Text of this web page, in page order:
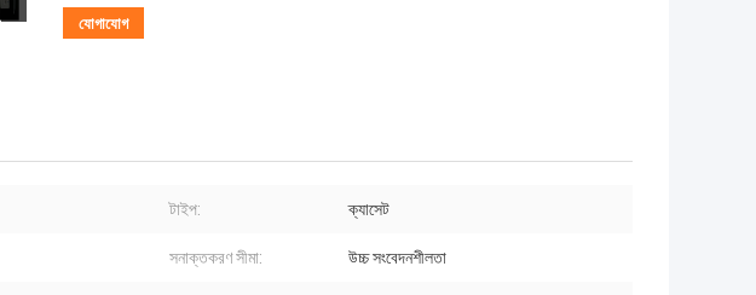
যোগাযোগ
টাইপ: ক্যাসেট
সনাক্তকরণ সীমা: উচ্চ সংবেদনশীলতা